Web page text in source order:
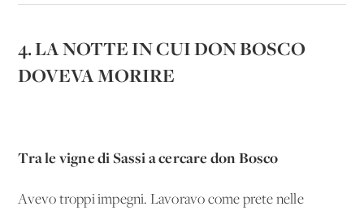
4. LA NOTTE IN CUI DON BOSCO
DOVEVA MORIRE
Tra le vigne di Sassi a cercare don Bosco
Avevo troppi impegni. Lavoravo come prete nelle